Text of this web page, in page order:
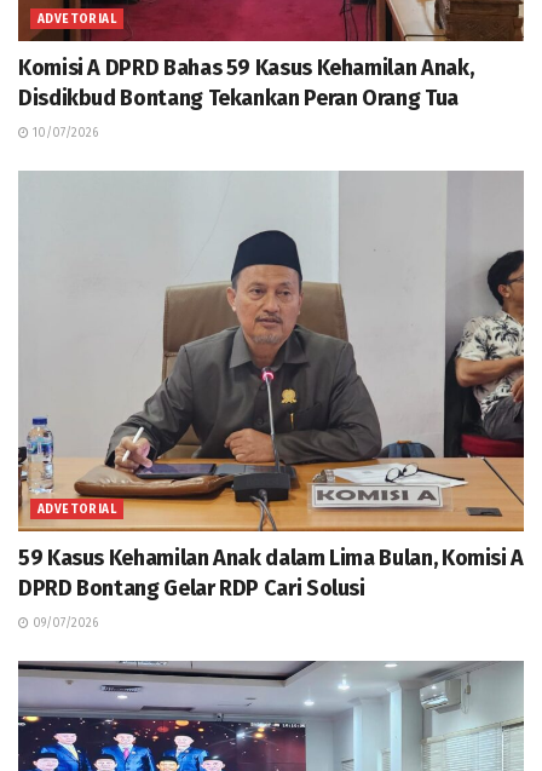
ADVETORIAL
Komisi A DPRD Bahas 59 Kasus Kehamilan Anak,
Disdikbud Bontang Tekankan Peran Orang Tua
10/07/2026
ADVETORIAL
59 Kasus Kehamilan Anak dalam Lima Bulan, Komisi A
DPRD Bontang Gelar RDP Cari Solusi
09/07/2026